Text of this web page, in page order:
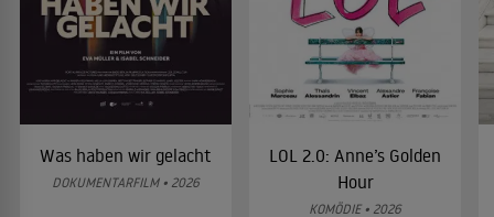
Was haben wir gelacht
DOKUMENTARFILM • 2026
LOL 2.0: Anne’s Golden
Hour
KOMÖDIE • 2026